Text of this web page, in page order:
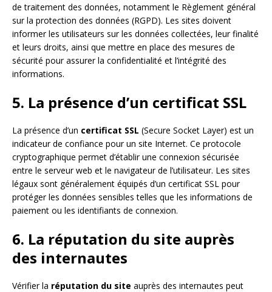
de traitement des données, notamment le Règlement général
sur la protection des données (RGPD). Les sites doivent
informer les utilisateurs sur les données collectées, leur finalité
et leurs droits, ainsi que mettre en place des mesures de
sécurité pour assurer la confidentialité et l’intégrité des
informations.
5. La présence d’un certificat SSL
La présence d’un certificat SSL (Secure Socket Layer) est un
indicateur de confiance pour un site Internet. Ce protocole
cryptographique permet d’établir une connexion sécurisée
entre le serveur web et le navigateur de l’utilisateur. Les sites
légaux sont généralement équipés d’un certificat SSL pour
protéger les données sensibles telles que les informations de
paiement ou les identifiants de connexion.
6. La réputation du site auprès
des internautes
Vérifier la réputation du site auprès des internautes peut